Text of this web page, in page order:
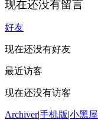
现在还没有留言
好友
现在还没有好友
最近访客
现在还没有访客
Archiver|手机版|小黑屋